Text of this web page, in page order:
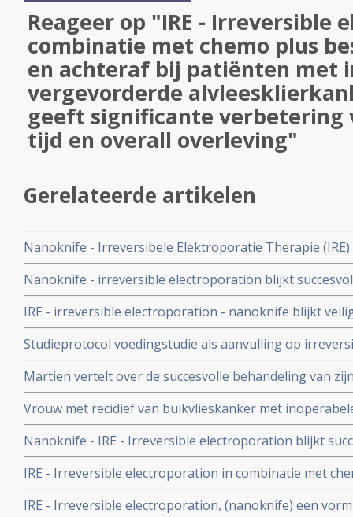
Reageer op "IRE - Irreversible
combinatie met chemo plus
en achteraf bij patiënten met
vergevorderde
geeft significante verbetering
tijd en overall overleving"
Gerelateerde artikelen
Nanoknife - Irreversibele Elektroporatie Therapie
toegepast in St. Antonius Ziekenhuis copy 1
Nanoknife - irreversible electroporation blijkt
lokaal uitgezaaide alvleesklierkanker. Slechts 6
meting. copy 1
IRE - irreversible electroporation - nanoknife blijkt
albatietechniek die bij inoperabele alvleesklierkanker
uitstekende resultaten zorgt
Studieprotocol voedingstudie als aanvulling op
nanoknife behandeling binnen de PANFIRE studie bij
Martien vertelt over de succesvolle behandeling van
alvleesklierkanker met irreversible electroporation -
PANFIRE studie
Vrouw met recidief van buikvlieskanker met
geholpen met irreversible electrocorporation -
Nanoknife - IRE - Irreversible electroporation blijkt
met inoperabele, onbehandelbare levertumoren.
IRE - Irreversible electroporation in combinatie met
achteraf bij patiënten met inoperabele vergevorderde
geeft significante verbetering van ziektevrije tijd en
IRE - Irreversible electroporation, (nanoknife) een vorm